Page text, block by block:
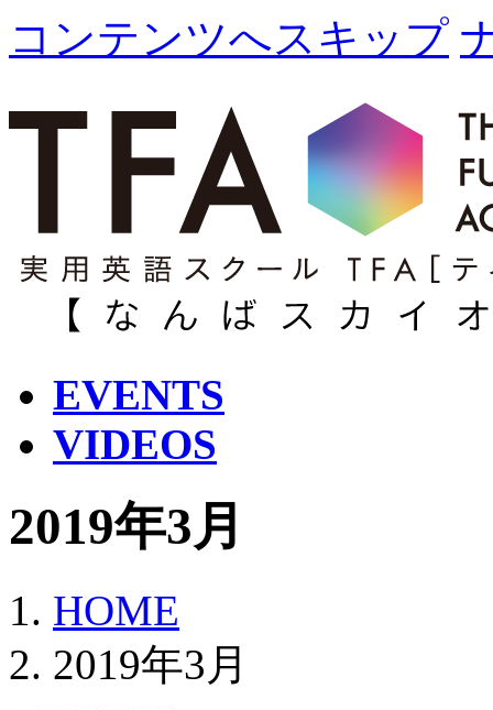
コンテンツへスキップ
EVENTS
VIDEOS
2019年3月
HOME
2019年3月